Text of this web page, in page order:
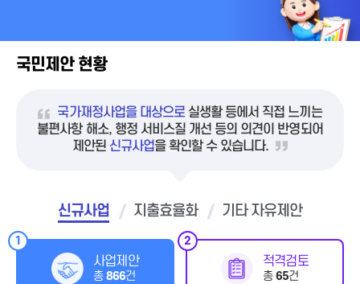
국민제안 현황
국가재정사업을 대상으로실생활 등에서 직접 느끼는
불편사항 해소, 행정 서비스질 개선 등의 의견이 반영되어
제안된 신규사업을 확인할 수 있습니다.
신규사업 지출효율화 기타 자유제안
1
사업제안
총866건
2
적격검토
총65건